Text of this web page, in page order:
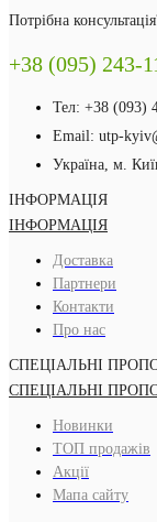
Потрібна
+38 (095) 243-
Тел: +38 (093)
Email: utp-
Україна, м.
ІНФОРМАЦІЯ
ІНФОРМАЦІЯ
Доставка
Партнери
Контакти
Про нас
СПЕЦІАЛЬНІ
СПЕЦІАЛЬНІ
Новинки
ТОП продажів
Акції
Мапа сайту